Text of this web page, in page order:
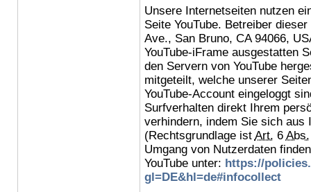
Unsere Internetseiten nutzen
Seite YouTube. Betreiber dieser
Ave., San Bruno, CA 94066,
YouTube-iFrameausgestatten
den Servern von YouTube
mitgeteilt, welche unserer
YouTube-Accounteingeloggt
Surfverhalten direkt Ihrem
verhindern, indem Sie sich aus
(Rechtsgrundlage ist Art. 6 Abs.
Umgang von Nutzerdaten
YouTube unter: https://
gl=DE&hl=de#infocollect